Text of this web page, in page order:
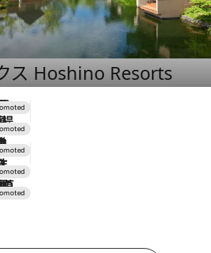
ス Hoshino Resorts
の味